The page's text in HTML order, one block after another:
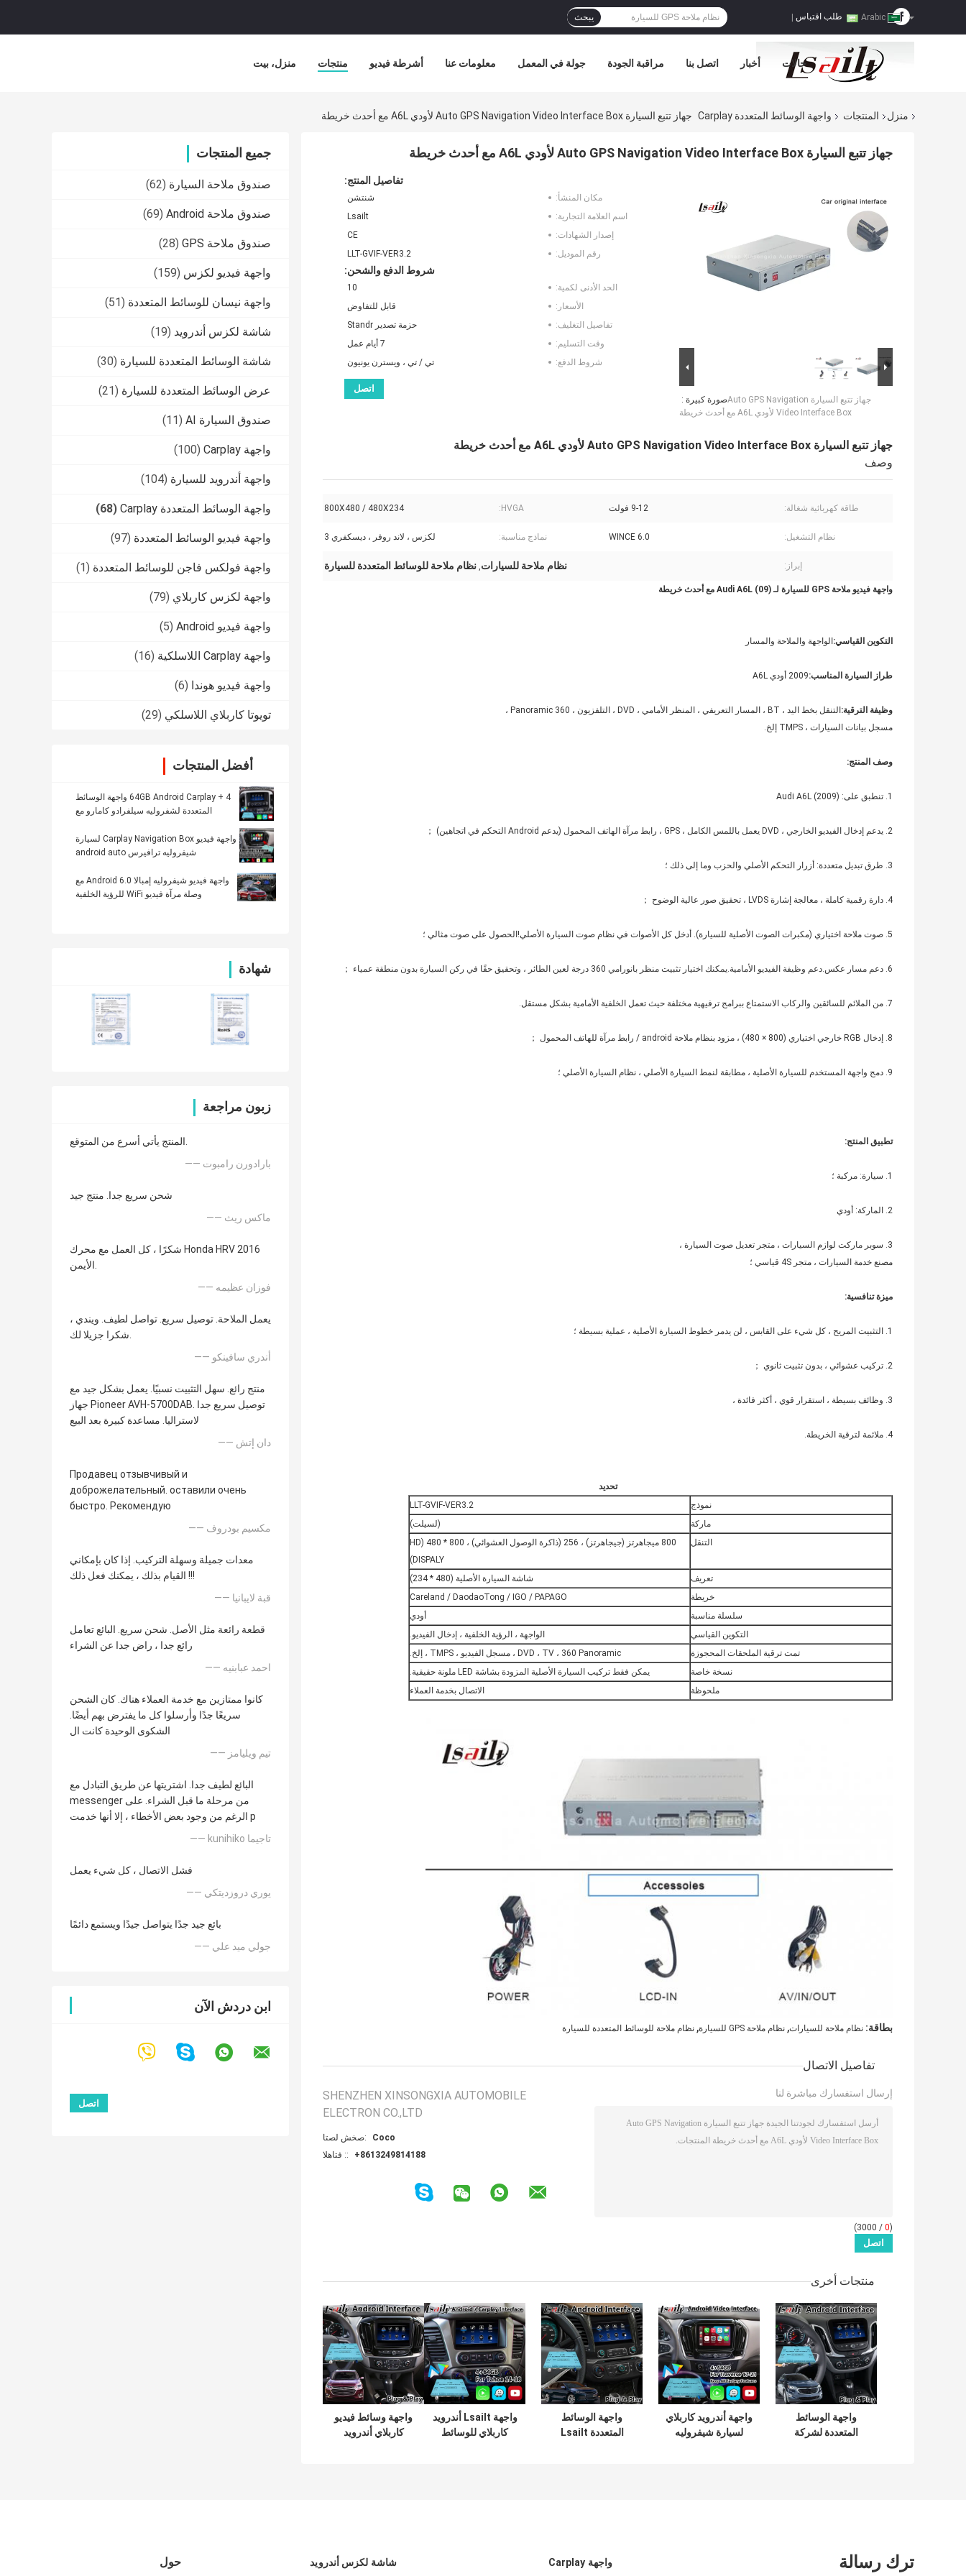
طلب اقتباس يبحث
منزل، بيت منتجات أشرطة فيديو معلومات عنا جولة في المعمل مراقبة الجودة اتصل بنا أخبار حالات
منزل المنتجات واجهة الوسائط المتعددة Carplay جهاز تتبع السيارة Auto GPS Navigation Video Interface Box لأودي A6L مع أحدث خريطة
جميع المنتجات
صندوق ملاحة السيارة (62)
صندوق ملاحة Android (69)
صندوق ملاحة GPS (28)
واجهة فيديو لكزس (159)
واجهة نيسان للوسائط المتعددة (51)
شاشة لكزس أندرويد (19)
شاشة الوسائط المتعددة للسيارة (30)
عرض الوسائط المتعددة للسيارة (21)
صندوق السيارة AI (11)
واجهة Carplay (100)
واجهة أندرويد للسيارة (104)
واجهة الوسائط المتعددة Carplay (68)
واجهة فيديو الوسائط المتعددة (97)
واجهة فولكس فاجن للوسائط المتعددة (1)
واجهة لكزس كاربلاي (79)
واجهة فيديو Android (5)
واجهة Carplay اللاسلكية (16)
واجهة فيديو هوندا (6)
تويوتا كاربلاي اللاسلكي (29)
أفضل المنتجات
4 + 64GB Android Carplay واجهة الوسائط
المتعددة لشفروليه سيلفرادو كامارو مع
واجهة فيديو Carplay Navigation Box لسيارة
شيفروليه ترافيرس android auto
واجهة فيديو شيفروليه إمبالا Android 6.0 مع
وصلة مرآة فيديو WiFi للرؤية الخلفية
شهادة
زبون مراجعة
المنتج يأتي أسرع من المتوقع.
—— بارادورن رامبوت
شحن سريع جدا. منتج جيد
—— ماكس ريث
شكرًا ، كل العمل مع محرك Honda HRV 2016
الأيمن.
—— فوزان عظيمه
يعمل الملاحة. توصيل سريع. تواصل لطيف. ويندي ،
شكرا جزيلا لك.
—— أندري سافينكو
منتج رائع. سهل التثبيت نسبيًا. يعمل بشكل جيد مع
جهاز Pioneer AVH-5700DAB. توصيل سريع جدا
لاستراليا. مساعدة كبيرة بعد البيع
—— دان إتش
Продавец отзывчивый и
доброжелательный. оставили очень
быстро. Рекомендую
—— مكسيم بودروف
معدات جميلة وسهلة التركيب. إذا كان بإمكاني
القيام بذلك ، يمكنك فعل ذلك !!!
—— قبة لايبانيا
قطعة رائعة مثل الأصل. شحن سريع. البائع تعامل
رائع جدا ، راض جدا عن الشراء
—— احمد عبابنيه
كانوا ممتازين مع خدمة العملاء هناك. كان الشحن
سريعًا جدًا وأرسلوا كل ما يفترض بهم أيضًا.
الشكوى الوحيدة كانت ال
—— تيم ويليامز
البائع لطيف جدا. اشتريتها عن طريق التبادل مع
messenger من مرحلة ما قبل الشراء. على
الرغم من وجود بعض الأخطاء ، إلا أنها خدمت p
—— kunihiko تاجيما
فشل الاتصال ، كل شيء يعمل
—— يوري دروزديتكي
بائع جيد جدًا يتواصل جيدًا ويستمع دائمًا
—— جولي ميد علي
ابن دردش الآن
جهاز تتبع السيارة Auto GPS Navigation Video Interface Box لأودي A6L مع أحدث خريطة
صورة كبيرة :جهاز تتبع السيارة Auto GPS Navigation
Video Interface Box لأودي A6L مع أحدث خريطة
تفاصيل المنتج:
مكان المنشأ:
شنتشن
اسم العلامة التجارية:
Lsailt
إصدار الشهادات:
CE
رقم الموديل:
LLT-GVIF-VER3.2
شروط الدفع والشحن:
الحد الأدنى لكمية:
10
الأسعار:
قابل للتفاوض
تفاصيل التغليف:
حزمة تصدير Standr
وقت التسليم:
7 أيام عمل
شروط الدفع:
تي / تي ، ويسترن يونيون
اتصل
جهاز تتبع السيارة Auto GPS Navigation Video Interface Box لأودي A6L مع أحدث خريطة
وصف
طاقة كهربائية شغالة: 9-12 فولت HVGA:
800X480 / 480X234
نظام التشغيل: WINCE 6.0 نماذج مناسبة: لكزس ، لاند روفر ، ديسكفري 3
إبراز: نظام ملاحة للسيارات, نظام ملاحة للوسائط المتعددة للسيارة
واجهة فيديو ملاحة GPS للسيارة لـ (09) Audi A6L مع أحدث خريطة
التكوين القياسي: الواجهة والملاحة والمسار
طراز السيارة المناسب:2009 أودي A6L
وظيفة الترقية: التنقل بخط اليد ، BT ، المسار التعريفي ، المنظر الأمامي ، DVD ، التلفزيون ، 360 Panoramic ،
مسجل بيانات السيارات ، TMPS إلخ.
وصف المنتج:
1. تنطبق على: (2009) Audi A6L
2. يدعم إدخال الفيديو الخارجي ، DVD يعمل باللمس الكامل ، GPS ، رابط مرآة الهاتف المحمول (يدعم Android التحكم في اتجاهين) ；
3. طرق تبديل متعددة: أزرار التحكم الأصلي والحزب وما إلى ذلك ؛
4. دارة رقمية كاملة ، معالجة إشارة LVDS ، تحقيق صور عالية الوضوح ；
5. صوت ملاحة اختياري (مكبرات الصوت الأصلية للسيارة). أدخل كل الأصوات في نظام صوت السيارة الأصلي!الحصول على صوت مثالي ؛
6. دعم مسار عكس.دعم وظيفة الفيديو الأمامية.يمكنك اختيار تثبيت منظر بانورامي 360 درجة لعين الطائر ، وتحقيق حقًا في ركن السيارة بدون منطقة عمياء ；
7. من الملائم للسائقين والركاب الاستمتاع ببرامج ترفيهية مختلفة حيث تعمل الخلفية الأمامية بشكل مستقل.
8. إدخال RGB خارجي اختياري (800 × 480) ، مزود بنظام ملاحة android / رابط مرآة للهاتف المحمول ；
9. دمج واجهة المستخدم للسيارة الأصلية ، مطابقة لنمط السيارة الأصلي ، نظام السيارة الأصلي ؛
تطبيق المنتج:
1. سيارة: مركبة ؛
2. الماركة: أودي
3. سوبر ماركت لوازم السيارات ، متجر تعديل صوت السيارة ،
مصنع خدمة السيارات ، متجر 4S قياسي ؛
ميزة تنافسية:
1. التثبيت المريح ، كل شيء على القابس ، لن يدمر خطوط السيارة الأصلية ، عملية بسيطة ؛
2. تركيب عشوائي ، بدون تثبيت ثانوي ；
3. وظائف بسيطة ، استقرار قوي ، أكثر فائدة ،
4. ملائمة لترقية الخريطة.
تحديد
نموذج
LLT-GVIF-VER3.2
ماركة
(لسيلت)
التنقل
800 ميجاهرتز (جيجاهرتز) ، 256 (ذاكرة الوصول العشوائي) ، 800 * 480 (HD
DISPALY)
تعريف
شاشة السيارة الأصلية (480 * 234)
خريطة
Careland / DaodaoTong / IGO / PAPAGO
سلسلة مناسبة
أودي
التكوين القياسي
الواجهة ، الرؤية الخلفية ، إدخال الفيديو.
تمت ترقية الملحقات المحجوزة
DVD ، TV ، 360 Panoramic ، مسجل الفيديو ، TMPS ، إلخ.
نسخة خاصة
يمكن فقط تركيب السيارة الأصلية المزودة بشاشة LED ملونة حقيقية.
ملحوظة
الاتصال بخدمة العملاء
بطاقة: نظام ملاحة للسيارات, نظام ملاحة GPS للسيارة , نظام ملاحة للوسائط المتعددة للسيارة
تفاصيل الاتصال
SHENZHEN XINSONGXIA AUTOMOBILE
ELECTRON CO.,LTD
اتصل شخص:
Coco
الهاتف ::
+8613249814188
إرسال استفسارك مباشرة لنا
(
0
/ 3000)
منتجات أخرى
واجهة الوسائط
المتعددة لشركة
واجهة أندرويد كاربلاي
لسيارة شيفروليه
واجهة الوسائط
المتعددة Lsailt
واجهة Lsailt أندرويد
كاربلاي للوسائط
واجهة وسائط فيديو
كاربلاي أندرويد
حول شاشة لكزس أندرويد واجهة Carplay ترك رسالة